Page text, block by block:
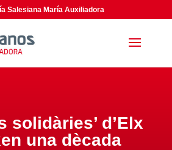
Salesiana María Auxiliadora
solidàries’ d’Elx
una dècada